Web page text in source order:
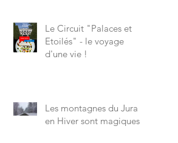
Le Circuit "Palaces et
Etoilés" - le voyage
d'une vie !
Les montagnes du Jura
en Hiver sont magiques !